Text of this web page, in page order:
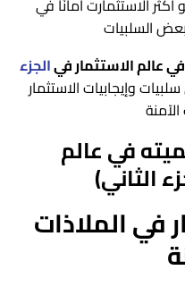
الاستثمارت أمانًا في
السلبيات
عالم الاستثمار فيالجزء
وإيجابيات الاستثمار
في عالم
الثاني)
في الملاذات